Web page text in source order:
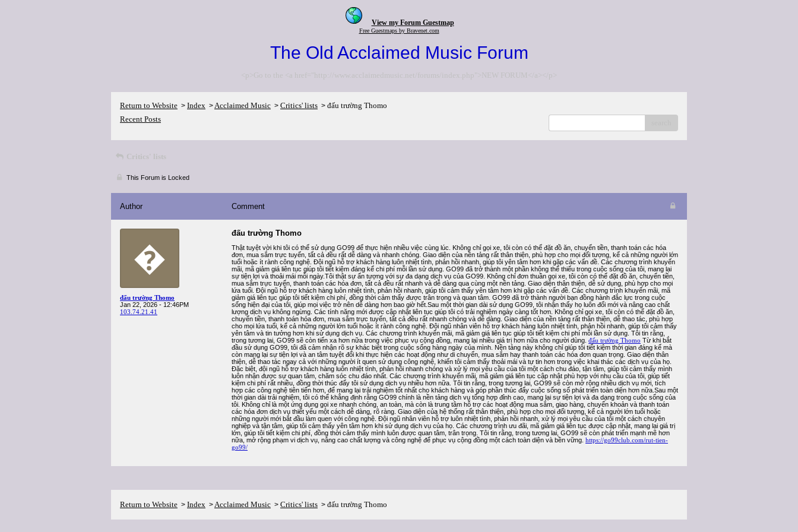
View my Forum Guestmap
Free Guestmaps by Bravenet.com
The Old Acclaimed Music Forum
<p>Go to the <a href="http://www.acclaimedmusic.net/forums/index.php">NEW FORUM</a></p>
Return to Website > Index >Acclaimed Music > Critics' lists > đấu trường Thomo
Recent Posts
Critics' lists
This Forum is Locked
Author Comment
�
đấu trường Thomo
Jan 22, 2026 - 12:46PM
103.74.21.41
đấu trường Thomo
Thật tuyệt vời khi tôi có thể sử dụng GO99 để thực hiện nhiều việc cùng lúc. Không chỉ gọi xe, tôi còn có thể đặt đồ ăn, chuyển tiền, thanh toán các hóa
đơn, mua sắm trực tuyến, tất cả đều rất dễ dàng và nhanh chóng. Giao diện của nền tảng rất thân thiện, phù hợp cho mọi đối tượng, kể cả những người lớn
tuổi hoặc ít rành công nghệ. Đội ngũ hỗ trợ khách hàng luôn nhiệt tình, phản hồi nhanh, giúp tôi yên tâm hơn khi gặp các vấn đề. Các chương trình khuyến
mãi, mã giảm giá liên tục giúp tôi tiết kiệm đáng kể chi phí mỗi lần sử dụng. GO99 đã trở thành một phần không thể thiếu trong cuộc sống của tôi, mang lại
sự tiện lợi và thoải mái mỗi ngày.Tôi thật sự ấn tượng với sự đa dạng dịch vụ của GO99. Không chỉ đơn thuần gọi xe, tôi còn có thể đặt đồ ăn, chuyển tiền,
mua sắm trực tuyến, thanh toán các hóa đơn, tất cả đều rất nhanh và dễ dàng qua cùng một nền tảng. Giao diện thân thiện, dễ sử dụng, phù hợp cho mọi
lứa tuổi. Đội ngũ hỗ trợ khách hàng luôn nhiệt tình, phản hồi nhanh, giúp tôi cảm thấy yên tâm hơn khi gặp các vấn đề. Các chương trình khuyến mãi, mã
giảm giá liên tục giúp tôi tiết kiệm chi phí, đồng thời cảm thấy được trân trọng và quan tâm. GO99 đã trở thành người bạn đồng hành đắc lực trong cuộc
sống hiện đại của tôi, giúp mọi việc trở nên dễ dàng hơn bao giờ hết.Sau một thời gian dài sử dụng GO99, tôi nhận thấy họ luôn đổi mới và nâng cao chất
lượng dịch vụ không ngừng. Các tính năng mới được cập nhật liên tục giúp tôi có trải nghiệm ngày càng tốt hơn. Không chỉ gọi xe, tôi còn có thể đặt đồ ăn,
chuyển tiền, thanh toán hóa đơn, mua sắm trực tuyến, tất cả đều rất nhanh chóng và dễ dàng. Giao diện của nền tảng rất thân thiện, dễ thao tác, phù hợp
cho mọi lứa tuổi, kể cả những người lớn tuổi hoặc ít rành công nghệ. Đội ngũ nhân viên hỗ trợ khách hàng luôn nhiệt tình, phản hồi nhanh, giúp tôi cảm thấy
yên tâm và tin tưởng hơn khi sử dụng dịch vụ. Các chương trình khuyến mãi, mã giảm giá liên tục giúp tôi tiết kiệm chi phí mỗi lần sử dụng. Tôi tin rằng,
trong tương lai, GO99 sẽ còn tiến xa hơn nữa trong việc phục vụ cộng đồng, mang lại nhiều giá trị hơn nữa cho người dùng. đấu trường Thomo Từ khi bắt
đầu sử dụng GO99, tôi đã cảm nhận rõ sự khác biệt trong cuộc sống hàng ngày của mình. Nền tảng này không chỉ giúp tôi tiết kiệm thời gian đáng kể mà
còn mang lại sự tiện lợi và an tâm tuyệt đối khi thực hiện các hoạt động như di chuyển, mua sắm hay thanh toán các hóa đơn quan trọng. Giao diện thân
thiện, dễ thao tác ngay cả với những người ít quen sử dụng công nghệ, khiến tôi cảm thấy thoải mái và tự tin hơn trong việc khai thác các dịch vụ của họ.
Đặc biệt, đội ngũ hỗ trợ khách hàng luôn nhiệt tình, phản hồi nhanh chóng và xử lý mọi yêu cầu của tôi một cách chu đáo, tận tâm, giúp tôi cảm thấy mình
luôn nhận được sự quan tâm, chăm sóc chu đáo nhất. Các chương trình khuyến mãi, mã giảm giá liên tục cập nhật phù hợp với nhu cầu của tôi, giúp tiết
kiệm chi phí rất nhiều, đồng thời thúc đẩy tôi sử dụng dịch vụ nhiều hơn nữa. Tôi tin rằng, trong tương lai, GO99 sẽ còn mở rộng nhiều dịch vụ mới, tích
hợp các công nghệ tiên tiến hơn, để mang lại trải nghiệm tốt nhất cho khách hàng và góp phần thúc đẩy cuộc sống số phát triển toàn diện hơn nữa.Sau một
thời gian dài trải nghiệm, tôi có thể khẳng định rằng GO99 chính là nền tảng dịch vụ tổng hợp đỉnh cao, mang lại sự tiện lợi và đa dạng trong cuộc sống của
tôi. Không chỉ là một ứng dụng gọi xe nhanh chóng, an toàn, mà còn là trung tâm hỗ trợ các hoạt động mua sắm, giao hàng, chuyển khoản và thanh toán
các hóa đơn dịch vụ thiết yếu một cách dễ dàng, rõ ràng. Giao diện của hệ thống rất thân thiện, phù hợp cho mọi đối tượng, kể cả người lớn tuổi hoặc
những người mới bắt đầu làm quen với công nghệ. Đội ngũ nhân viên hỗ trợ luôn nhiệt tình, phản hồi nhanh, xử lý mọi yêu cầu của tôi một cách chuyên
nghiệp và tận tâm, giúp tôi cảm thấy yên tâm hơn khi sử dụng dịch vụ của họ. Các chương trình ưu đãi, mã giảm giá liên tục được cập nhật, mang lại giá trị
lớn, giúp tôi tiết kiệm chi phí, đồng thời cảm thấy mình luôn được quan tâm, trân trọng. Tôi tin rằng, trong tương lai, GO99 sẽ còn phát triển mạnh mẽ hơn
nữa, mở rộng phạm vi dịch vụ, nâng cao chất lượng và công nghệ để phục vụ cộng đồng một cách toàn diện và bền vững. https://go99club.com/rut-tien-
go99/
Return to Website > Index >Acclaimed Music > Critics' lists > đấu trường Thomo